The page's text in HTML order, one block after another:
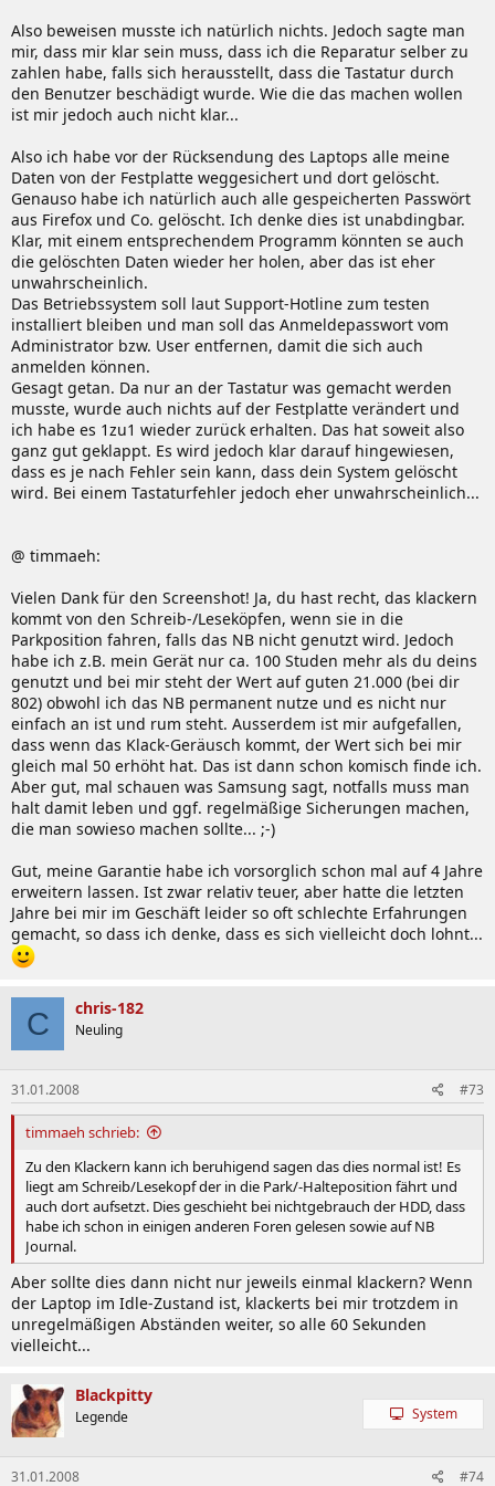
entfernen.html
ACHTUNG:Der neu gewonnene Speicherplatz ist
natürlich unpartitioniert und höchstwahrscheinlich noch
vor der C-Partition angesiedelt (war zumindest bei mir
so). Um ihn sinnvoll zu nutzen ist somit möglicherweise
komplette Neuformatierung - nötig.
Für frisch gekaufte Laptops meiner Meinung nach aber
sehr zu empfehlen.
drei hier eingerahmten Laschen nach unten/hinten (in
Richtung der Pfeile) drücken. Man benötigt keinen Hebel
an der Tastatur oder am Gehäuse! Es ist ein kleines
bisschen Druck auf der Tastatur, so dass diese - wenn die
Laschen eingedrückt sind - rausspringt.
3. Wenn alle Laschen eingedrückt sind, schaut das Ganze
so aus:
4. Jetzt kommt das "Komplizierteste", das Kabel
entfernen. Wie man hier recht gut sieht, hängt das Kabel
in einem weißen Rahmen und unter einem schwarzen
Steg.
5. Diesen Steg kann man nach oben klappen, siehe hier:
7. Um die Tastatur wieder einzubauen, einfach das Kabel
wieder zwischen Steg und weißem Rahmen reindrücken
(die 2 Plastiklaschen am Kabel sind einem da behilflich)
und den Steg wieder zuklappen.
Gereinigt hab ich die Tastatur in lauwarmen Wasser
(einfach ein bisschen hin- und herschwenken und laaange
trocknen lassen) und siehe da: Keine Taste klebt mehr!
Ich hoffe ich konnte damit nen paar Cola-Fetischisten
weiterhelfen
Dicota PerfectSkin in 15.4". Die soll angeblich 100%
passen.
Fernseher,Beamer etc:
[*]Wie verbinde ich mein Fernseher, Beamer etc. mit
dem R70? (von DonDom)
[*]HDMI -> DVI (Digital -> Digital). Geht laut diversen
anderen Foren über eine direkte Kabelverbindung.
[*]VGA -> Scart (Analog -> Analog). Dazu braucht
man angeblich einen Wandler um alles korrekt
darstellen zu können....gibt aber auch Kabel, weiß
jedoch nicht bei welchem Grafikkartentyp das direkt
gehen soll.
http://shop.elv.de/output/controller.aspx?
cid=74&detail=10&detail2=10585
http://www.ciao.de/Trust_TeleViewer_1610_RC__184142
1#productdetail
[*]Für alle die den PCMCIA-Slot für Firewire brauchen:
(Dank an karpow.)
Beim Devin geht eine Firewire-Karte mit Via-
Chip(häufig vorhanden) ohne jegliche Probleme...
Beim Despina braucht man einen Firewire-Chip auf
der Slotkarte von *Texas-Instruments*...es wird
defenitiv jeder Via-Chip bei jedem Despina zu einem
Bluescreen führen! Getestet bei MediaMarkt, mit
einem zweiten Despina, mit zwei verschiedenen Via-
Karten...
[*] Fehlende AHCI-Unterstützung des R70
Nähere Infos hier:
Wenn ihr noch was haben wollt....bitte melden.
Tarabas
Also beweisen musste ich natürlich nichts. Jedoch sagte man
mir, dass mir klar sein muss, dass ich die Reparatur selber zu
zahlen habe, falls sich herausstellt, dass die Tastatur durch
den Benutzer beschädigt wurde. Wie die das machen wollen
ist mir jedoch auch nicht klar...
Also ich habe vor der Rücksendung des Laptops alle meine
Daten von der Festplatte weggesichert und dort gelöscht.
Genauso habe ich natürlich auch alle gespeicherten Passwört
aus Firefox und Co. gelöscht. Ich denke dies ist unabdingbar.
Klar, mit einem entsprechendem Programm könnten se auch
die gelöschten Daten wieder her holen, aber das ist eher
unwahrscheinlich.
Das Betriebssystem soll laut Support-Hotline zum testen
installiert bleiben und man soll das Anmeldepasswort vom
Administrator bzw. User entfernen, damit die sich auch
anmelden können.
Gesagt getan. Da nur an der Tastatur was gemacht werden
musste, wurde auch nichts auf der Festplatte verändert und
ich habe es 1zu1 wieder zurück erhalten. Das hat soweit also
ganz gut geklappt. Es wird jedoch klar darauf hingewiesen,
dass es je nach Fehler sein kann, dass dein System gelöscht
wird. Bei einem Tastaturfehler jedoch eher unwahrscheinlich...
@ timmaeh:
Vielen Dank für den Screenshot! Ja, du hast recht, das klackern
kommt von den Schreib-/Leseköpfen, wenn sie in die
Parkposition fahren, falls das NB nicht genutzt wird. Jedoch
habe ich z.B. mein Gerät nur ca. 100 Studen mehr als du deins
genutzt und bei mir steht der Wert auf guten 21.000 (bei dir
802) obwohl ich das NB permanent nutze und es nicht nur
einfach an ist und rum steht. Ausserdem ist mir aufgefallen,
dass wenn das Klack-Geräusch kommt, der Wert sich bei mir
gleich mal 50 erhöht hat. Das ist dann schon komisch finde ich.
Aber gut, mal schauen was Samsung sagt, notfalls muss man
halt damit leben und ggf. regelmäßige Sicherungen machen,
die man sowieso machen sollte... ;-)
Gut, meine Garantie habe ich vorsorglich schon mal auf 4 Jahre
erweitern lassen. Ist zwar relativ teuer, aber hatte die letzten
Jahre bei mir im Geschäft leider so oft schlechte Erfahrungen
gemacht, so dass ich denke, dass es sich vielleicht doch lohnt...
C chris-182
Neuling
31.01.2008 #73
timmaeh schrieb:
Zu den Klackern kann ich beruhigend sagen das dies normal ist! Es
liegt am Schreib/Lesekopf der in die Park/-Halteposition fährt und
auch dort aufsetzt. Dies geschieht bei nichtgebrauch der HDD, dass
habe ich schon in einigen anderen Foren gelesen sowie auf NB
Journal.
Aber sollte dies dann nicht nur jeweils einmal klackern? Wenn
der Laptop im Idle-Zustand ist, klackerts bei mir trotzdem in
unregelmäßigen Abständen weiter, so alle 60 Sekunden
vielleicht...
Blackpitty
Legende System
31.01.2008 #74